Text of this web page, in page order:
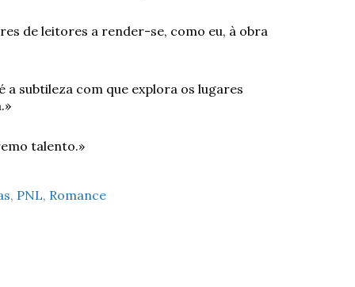
de leitores a render-se, como eu, à obra
subtileza com que explora os lugares
talento.»
, PNL, Romance